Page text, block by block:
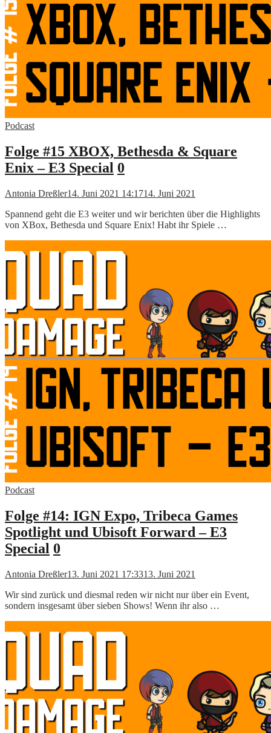
Podcast
Folge #15 XBOX, Bethesda & Square
Enix – E3 Special 0
Antonia Dreßler14. Juni 2021 14:1714. Juni 2021
Spannend geht die E3 weiter und wir berichten über die Highlights
von XBox, Bethesda und Square Enix! Habt ihr Spiele …
Podcast
Folge #14: IGN Expo, Tribeca Games
Spotlight und Ubisoft Forward – E3
Special 0
Antonia Dreßler13. Juni 2021 17:3313. Juni 2021
Wir sind zurück und diesmal reden wir nicht nur über ein Event,
sondern insgesamt über sieben Shows! Wenn ihr also …